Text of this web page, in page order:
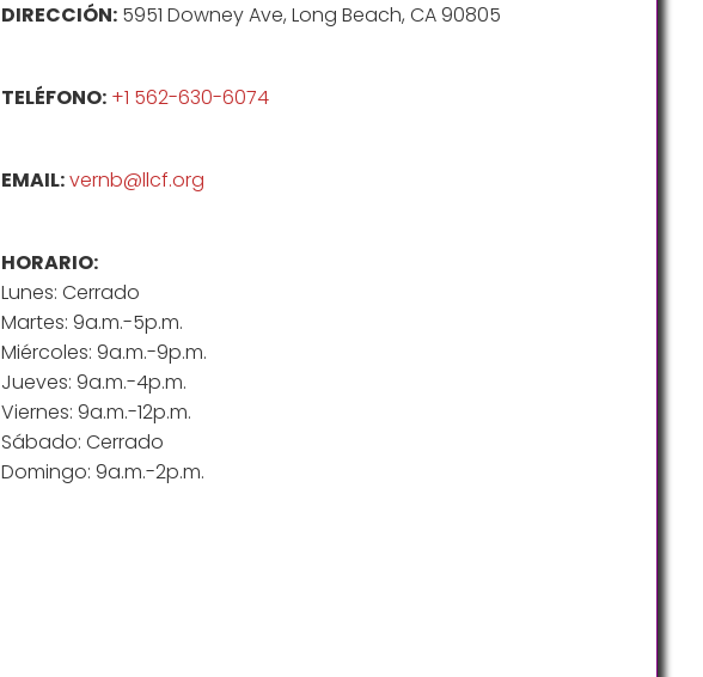
DIRECCIÓN:5951 Downey Ave, Long Beach, CA 90805
TELÉFONO: +1 562-630-6074
EMAIL:vernb@llcf.org
HORARIO:
Lunes: Cerrado
Martes: 9a.m.-5p.m.
Miércoles: 9a.m.-9p.m.
Jueves: 9a.m.-4p.m.
Viernes: 9a.m.-12p.m.
Sábado: Cerrado
Domingo: 9a.m.-2p.m.